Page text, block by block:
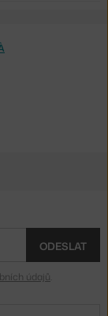
ODESLAT
údajů